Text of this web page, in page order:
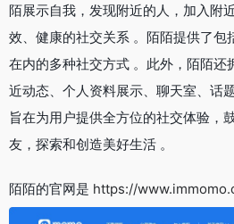
陌展示自我，发现附近的人，加入附
效、健康的社交关系 。陌陌提供了包
在内的多种社交方式 。此外，陌陌还
近动态、个人资料展示、聊天室、话
旨在为用户提供全方位的社交体验，
友，探索和创造美好生活 。
陌陌的官网是 https://